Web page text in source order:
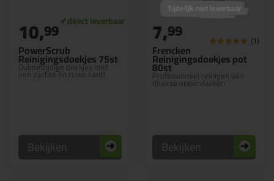
PowerScrub
Reinigingsdoekjes 75st
Dubbelzijdige doekjes met
een zachte én ruwe kant!
10,99
Bekijken
Frencken
Reinigingsdoekjes pot
80st
Professioneel reinigen van
diverse oppervlakken
Tijdelijk niet leverbaar
7,99 (1)
Bekijken